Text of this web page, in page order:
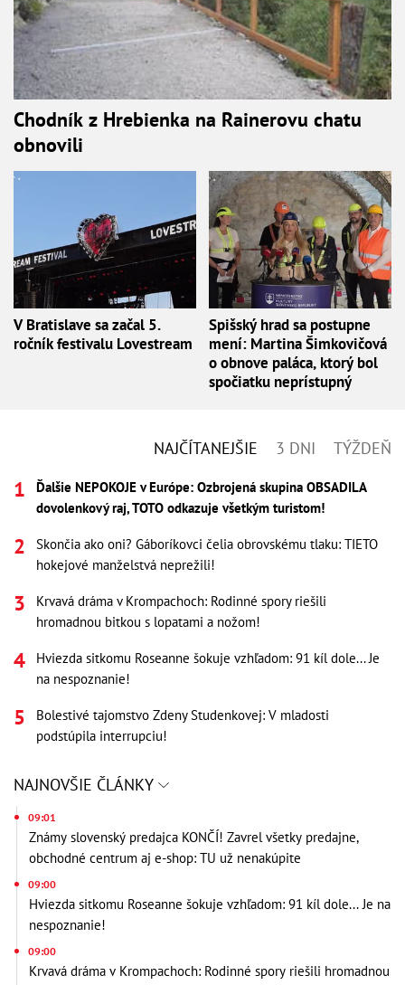
Chodník z Hrebienka na Rainerovu chatu
obnovili
V Bratislave sa začal 5.
ročník festivalu Lovestream
Spišský hrad sa postupne
mení: Martina Šimkovičová
o obnove paláca, ktorý bol
spočiatku neprístupný
NAJČÍTANEJŠIE 3 DNI TÝŽDEŇ
Ďalšie NEPOKOJE v Európe: Ozbrojená skupina OBSADILA
dovolenkový raj, TOTO odkazuje všetkým turistom!
Skončia ako oni? Gáboríkovci čelia obrovskému tlaku: TIETO
hokejové manželstvá neprežili!
Krvavá dráma v Krompachoch: Rodinné spory riešili
hromadnou bitkou s lopatami a nožom!
Hviezda sitkomu Roseanne šokuje vzhľadom: 91 kíl dole... Je
na nespoznanie!
Bolestivé tajomstvo Zdeny Studenkovej: V mladosti
podstúpila interrupciu!
NAJNOVŠIE ČLÁNKY
09:01
Známy slovenský predajca KONČÍ! Zavrel všetky predajne,
obchodné centrum aj e-shop: TU už nenakúpite
09:00
Hviezda sitkomu Roseanne šokuje vzhľadom: 91 kíl dole... Je na
nespoznanie!
09:00
Krvavá dráma v Krompachoch: Rodinné spory riešili hromadnou